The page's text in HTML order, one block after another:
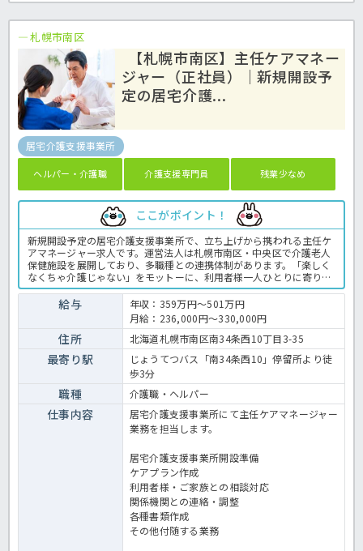
札幌市南区
【札幌市南区】主任ケアマネー
ジャー（正社員）｜新規開設予
定の居宅介護...
居宅介護支援事業所
ヘルパー・介護職 介護支援専門員 残業少なめ
ここがポイント！
新規開設予定の居宅介護支援事業所で、立ち上げから携われる主任ケ
アマネージャー求人です。運営法人は札幌市南区・中央区で介護老人
保健施設を展開しており、多職種との連携体制があります。「楽しく
なくちゃ介護じゃない」をモットーに、利用者様一人ひとりに寄り添
うサービスを提供しています。職場の雰囲気や仕事内容について詳し
く知りたい方は、見学やご相談からでも歓迎しています。お気軽にお
問い合わせください。新しい事業所づくりに興味がある方や、これま
でのケアマネジメント経験を活かしてステップアップしたい方におす
すめです。介護支援専門員の業務全般です。〈介護支援専門員 正職
員 居宅支援事業所の求人〉
給与
年収：359万円～501万円
月給：236,000円～330,000円
住所 北海道札幌市南区南34条西10丁目3-35
最寄り駅
じょうてつバス「南34条西10」停留所より徒
歩3分
職種 介護職・ヘルパー
仕事内容
居宅介護支援事業所にて主任ケアマネージャー
業務を担当します。
居宅介護支援事業所開設準備
ケアプラン作成
利用者様・ご家族との相談対応
関係機関との連絡・調整
各種書類作成
その他付随する業務